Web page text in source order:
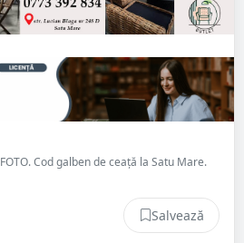
FOTO. Cod galben de ceață la Satu Mare.
Salvează